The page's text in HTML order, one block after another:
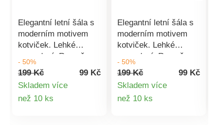
Elegantní letní šála s
moderním motivem
kotviček. Lehké
provedení. Rozměr:
70 x 180 cm. Materiál:
35% viskóza, 65%
polyester.
- 50%
199 Kč
99 Kč
Skladem více
než 10 ks
Elegantní letní šála s
moderním motivem
kotviček. Lehké
provedení. Rozměr:
70 x 180 cm. Materiál:
35% viskóza, 65%
polyester.
- 50%
199 Kč
99 Kč
Skladem více
než 10 ks